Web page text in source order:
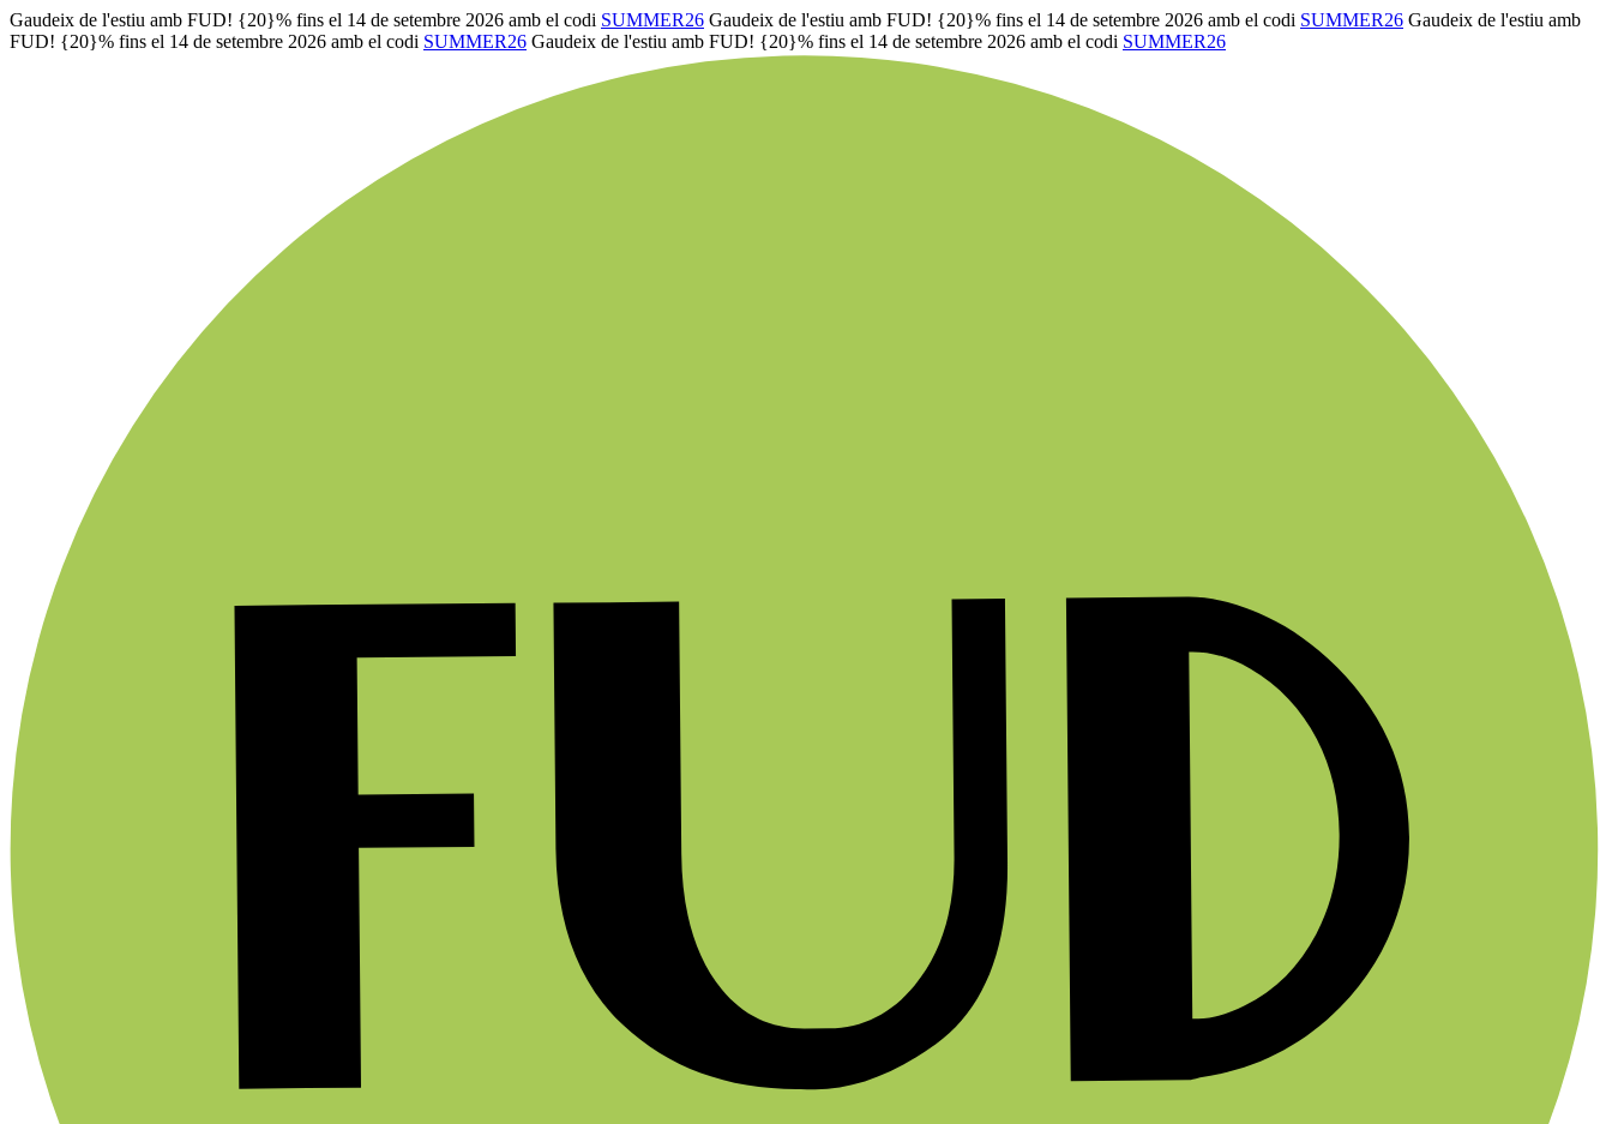
Gaudeix de l'estiu amb FUD! {20}% fins el 14 de setembre 2026 amb el codi SUMMER26 Gaudeix de l'estiu amb FUD! {20}% fins el 14 de setembre 2026 amb el codi SUMMER26 Gaudeix de l'estiu amb
FUD! {20}% fins el 14 de setembre 2026 amb el codi SUMMER26 Gaudeix de l'estiu amb FUD! {20}% fins el 14 de setembre 2026 amb el codi SUMMER26